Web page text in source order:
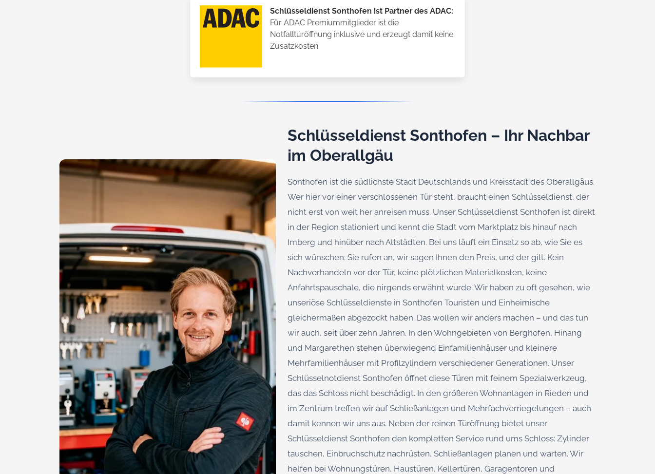
Schlüsseldienst Sonthofen ist Partner des ADAC:
Für ADAC Premiummitglieder ist die
Notfalltüröffnung inklusive und erzeugt damit keine
Zusatzkosten.
Schlüsseldienst Sonthofen – Ihr Nachbar
im Oberallgäu
Sonthofen ist die südlichste Stadt Deutschlands und Kreisstadt des Oberallgäus.
Wer hier vor einer verschlossenen Tür steht, braucht einen Schlüsseldienst, der
nicht erst von weit her anreisen muss. Unser Schlüsseldienst Sonthofen ist direkt
in der Region stationiert und kennt die Stadt vom Marktplatz bis hinauf nach
Imberg und hinüber nach Altstädten. Bei uns läuft ein Einsatz so ab, wie Sie es
sich wünschen: Sie rufen an, wir sagen Ihnen den Preis, und der gilt. Kein
Nachverhandeln vor der Tür, keine plötzlichen Materialkosten, keine
Anfahrtspauschale, die nirgends erwähnt wurde. Wir haben zu oft gesehen, wie
unseriöse Schlüsseldienste in Sonthofen Touristen und Einheimische
gleichermaßen abgezockt haben. Das wollen wir anders machen – und das tun
wir auch, seit über zehn Jahren. In den Wohngebieten von Berghofen, Hinang
und Margarethen stehen überwiegend Einfamilienhäuser und kleinere
Mehrfamilienhäuser mit Profilzylindern verschiedener Generationen. Unser
Schlüsselnotdienst Sonthofen öffnet diese Türen mit feinem Spezialwerkzeug,
das das Schloss nicht beschädigt. In den größeren Wohnanlagen in Rieden und
im Zentrum treffen wir auf Schließanlagen und Mehrfachverriegelungen – auch
damit kennen wir uns aus. Neben der reinen Türöffnung bietet unser
Schlüsseldienst Sonthofen den kompletten Service rund ums Schloss: Zylinder
tauschen, Einbruchschutz nachrüsten, Schließanlagen planen und warten. Wir
helfen bei Wohnungstüren, Haustüren, Kellertüren, Garagentoren und